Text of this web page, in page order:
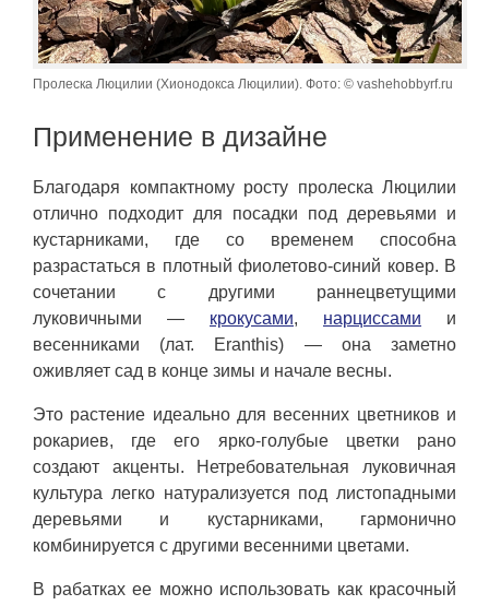
Пролеска Люцилии (Хионодокса Люцилии). Фото: © vashehobbyrf.ru
Применение в дизайне
Благодаря компактному росту пролеска Люцилии
отлично подходит для посадки под деревьями и
кустарниками, где со временем способна
разрастаться в плотный фиолетово-синий ковер. В
сочетании с другими раннецветущими
луковичными — крокусами, нарциссами и
весенниками (лат. Eranthis) — она заметно
оживляет сад в конце зимы и начале весны.
Это растение идеально для весенних цветников и
рокариев, где его ярко-голубые цветки рано
создают акценты. Нетребовательная луковичная
культура легко натурализуется под листопадными
деревьями и кустарниками, гармонично
комбинируется с другими весенними цветами.
В рабатках ее можно использовать как красочный